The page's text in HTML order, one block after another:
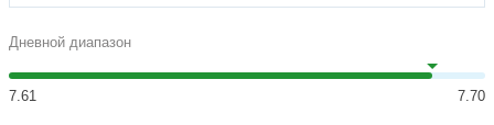
Дневной диапазон
7.61 7.70